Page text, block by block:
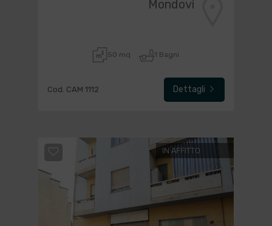
Mondovì
50 mq 1 Bagni
Cod. CAM 1112 Dettagli
IN AFFITTO